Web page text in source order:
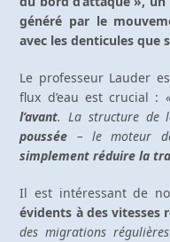
généré par le
avec les denticules que
Le professeur Lauder
flux d’eau est crucial :
l’avant. La structure de
poussée – le moteur
simplement réduire la
Il est intéressant de
évidents à des vitesses
des migrations